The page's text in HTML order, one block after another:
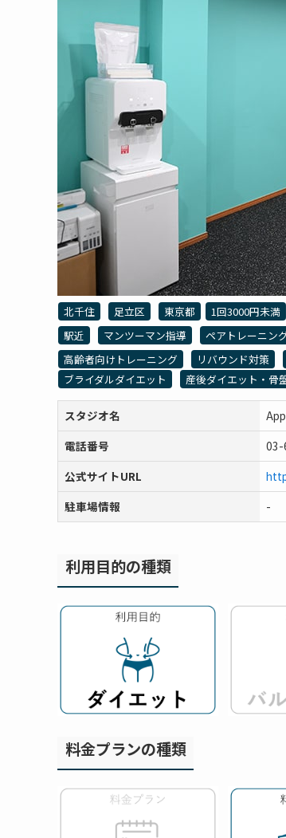
北千住 足立区 東京都 1回3000円未満
駅近
マンツーマン指導 ペアトレーニン
高齢者向けトレーニング
リバウンド対策
ブライダルダイエット
産後ダイエット・骨
スタジオ名
電話番号
03-
公式サイトURL
駐車場情報
-
利用目的の種類
料金プランの種類